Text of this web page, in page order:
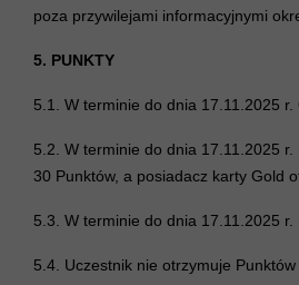
poza przywilejami informacyjnymi
5. PUNKTY
5.1. W terminie do dnia 17.11.2025
5.2. W terminie do dnia 17.11.2025
30 Punktów, a posiadacz karty Gold
5.3. W terminie do dnia 17.11.2025
5.4. Uczestnik nie otrzymuje